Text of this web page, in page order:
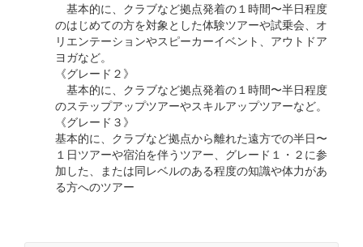
基本的に、クラブなど拠点発着の１時間〜半日程度
のはじめての方を対象とした体験ツアーや試乗会、オ
リエンテーションやスピーカーイベント、アウトドア
ヨガなど。
《グレード２》
基本的に、クラブなど拠点発着の１時間〜半日程度
のステップアップツアーやスキルアップツアーなど。
《グレード３》
基本的に、クラブなど拠点から離れた遠方での半日〜
１日ツアーや宿泊を伴うツアー、グレード１・２に参
加した、または同レベルのある程度の知識や体力があ
る方へのツアー